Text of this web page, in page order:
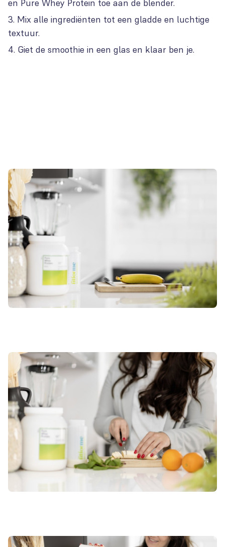
en Pure Whey Protein toe aan de blender.
Mix alle ingrediënten tot een gladde en luchtige
textuur.
Giet de smoothie in een glas en klaar ben je.